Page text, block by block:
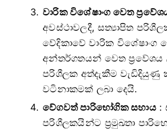
වාරික විශේෂාංග වෙත
අවස්ථාවලදී, සත්‍යාපිත
වේදිකාවේ වාරික
අන්තර්ගතයන් වෙත ප්‍රවේශය
පරිශීලක අත්දැකීම වැඩිදියුණු
වටිනාකමක් ලබා දෙයි.
වේගවත් පාරිභෝගික සහාය:
පරිශීලකයින්ට ප්‍රමුඛතා